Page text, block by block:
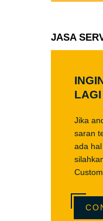
JASA
Jika
saran
ada